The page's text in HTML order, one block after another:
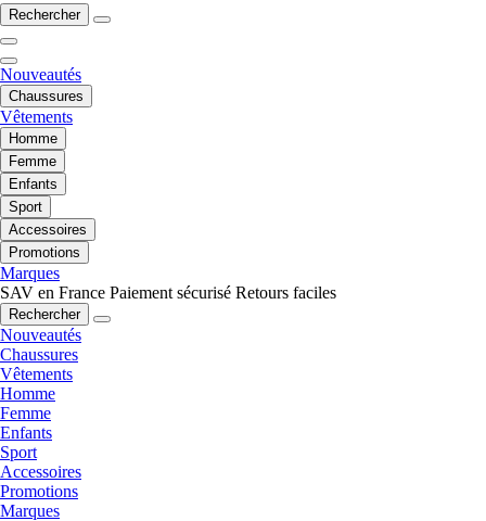
Rechercher
Nouveautés
Chaussures
Vêtements
Homme
Femme
Enfants
Sport
Accessoires
Promotions
Marques
SAV en France Paiement sécurisé Retours faciles
Rechercher
Nouveautés
Chaussures
Vêtements
Homme
Femme
Enfants
Sport
Accessoires
Promotions
Marques